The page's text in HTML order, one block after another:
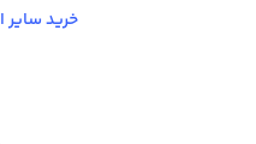
خرید سایر